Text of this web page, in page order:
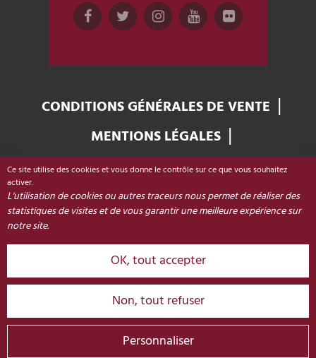
Office de Tourisme de Colmar & sa région
Place Unterlinden
+33 (0)3 89 20 68 92
CONTACT
CONDITIONS GÉNÉRALES DE VENTE
MENTIONS LÉGALES
GESTION DES COOKIES
© 2026 Colmar Réservation
Ce site utilise des cookies et vous donne le contrôle sur ce que vous souhaitez
activer.
L'utilisation de cookies ou autres traceurs nous permet de réaliser des
statistiques de visites et de vous garantir une meilleure expérience sur
notre site.
OK, tout accepter
Non, tout refuser
Personnaliser